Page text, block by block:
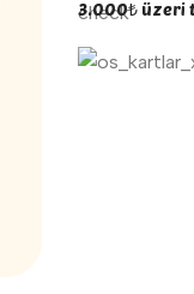
3.000₺ üzeri